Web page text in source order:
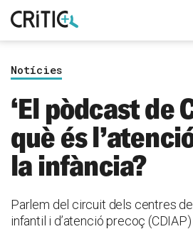
Inicia sessió
Notícies
‘El pòdcast de
què és
la infància?
Parlem del circuit dels centres
infantil i d’atenció precoç